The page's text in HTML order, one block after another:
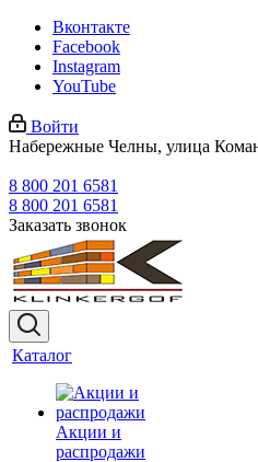
Вконтакте
Facebook
Instagram
YouTube
Войти
Набережные Челны, улица
8 800 201 6581
8 800 201 6581
Заказать звонок
Каталог
Акции и
распродажи